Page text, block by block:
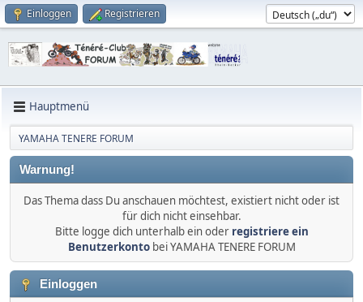
Einloggen Registrieren
Hauptmenü
YAMAHA TENERE FORUM
Warnung!
Das Thema dass Du anschauen möchtest, existiert nicht oder ist
für dich nicht einsehbar.
Bitte logge dich unterhalb ein oder registriere ein
Benutzerkontobei YAMAHA TENERE FORUM
Einloggen